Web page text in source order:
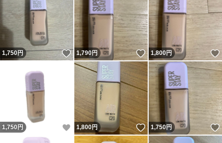
1,750円 いいね！
1,790円 いいね！
1,800円
1,750 円 いいね！
1,800円 いいね！
1,750円